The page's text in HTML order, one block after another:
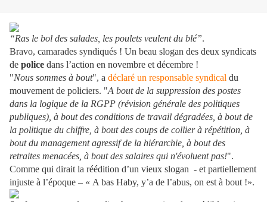
“Ras le bol des salades, les poulets veulent du blé”.
Bravo, camarades syndiqués ! Un beau slogan des deux syndicats
de police dans l’action en novembre et décembre !
"Nous sommes à bout", a déclaré un responsable syndical du
mouvement de policiers. "A bout de la suppression des postes
dans la logique de la RGPP (révision générale des politiques
publiques), à bout des conditions de travail dégradées, à bout de
la politique du chiffre, à bout des coups de collier à répétition, à
bout du management agressif de la hiérarchie, à bout des
retraites menacées, à bout des salaires qui n'évoluent pas!".
Comme qui dirait la réédition d’un vieux slogan - et partiellement
injuste à l’époque – « A bas Haby, y’a de l’abus, on est à bout !».